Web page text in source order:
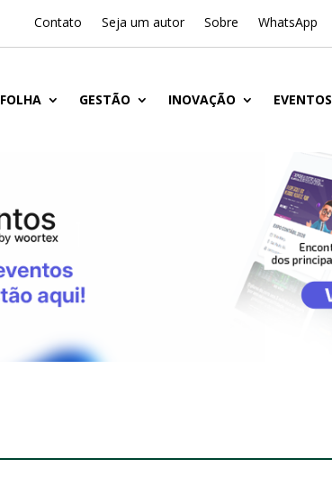
Contato Seja um autor Sobre WhatsApp
FOLHA GESTÃO INOVAÇÃO EVENTOS